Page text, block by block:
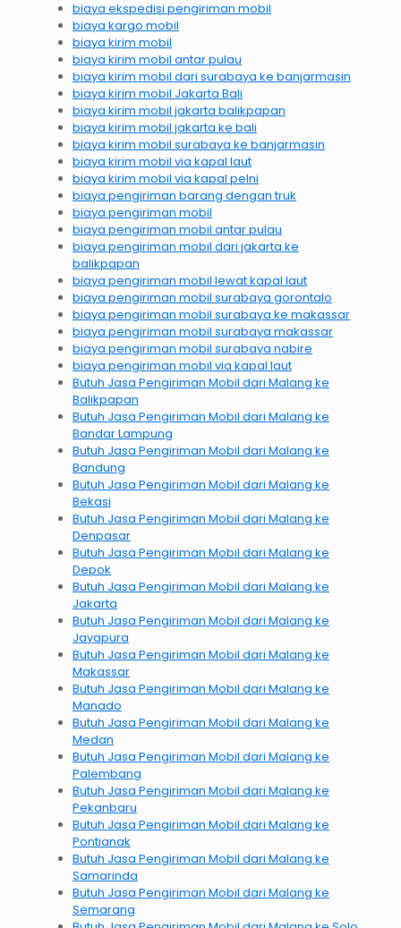
biaya ekspedisi pengiriman mobil
biaya kargo mobil
biaya kirim mobil
biaya kirim mobil antar pulau
biaya kirim mobil dari surabaya ke banjarmasin
biaya kirim mobil Jakarta Bali
biaya kirim mobil jakarta balikpapan
biaya kirim mobil jakarta ke bali
biaya kirim mobil surabaya ke banjarmasin
biaya kirim mobil via kapal laut
biaya kirim mobil via kapal pelni
biaya pengiriman barang dengan truk
biaya pengiriman mobil
biaya pengiriman mobil antar pulau
biaya pengiriman mobil dari jakarta ke
balikpapan
biaya pengiriman mobil lewat kapal laut
biaya pengiriman mobil surabaya gorontalo
biaya pengiriman mobil surabaya ke makassar
biaya pengiriman mobil surabaya makassar
biaya pengiriman mobil surabaya nabire
biaya pengiriman mobil via kapal laut
Butuh Jasa Pengiriman Mobil dari Malang ke
Balikpapan
Butuh Jasa Pengiriman Mobil dari Malang ke
Bandar Lampung
Butuh Jasa Pengiriman Mobil dari Malang ke
Bandung
Butuh Jasa Pengiriman Mobil dari Malang ke
Bekasi
Butuh Jasa Pengiriman Mobil dari Malang ke
Denpasar
Butuh Jasa Pengiriman Mobil dari Malang ke
Depok
Butuh Jasa Pengiriman Mobil dari Malang ke
Jakarta
Butuh Jasa Pengiriman Mobil dari Malang ke
Jayapura
Butuh Jasa Pengiriman Mobil dari Malang ke
Makassar
Butuh Jasa Pengiriman Mobil dari Malang ke
Manado
Butuh Jasa Pengiriman Mobil dari Malang ke
Medan
Butuh Jasa Pengiriman Mobil dari Malang ke
Palembang
Butuh Jasa Pengiriman Mobil dari Malang ke
Pekanbaru
Butuh Jasa Pengiriman Mobil dari Malang ke
Pontianak
Butuh Jasa Pengiriman Mobil dari Malang ke
Samarinda
Butuh Jasa Pengiriman Mobil dari Malang ke
Semarang